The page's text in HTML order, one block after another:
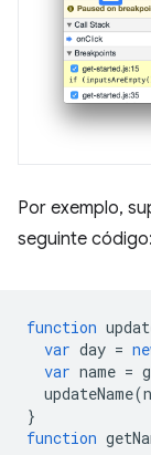
Por exemplo,
seguinte código:
function
var day =
var name =
updateName(
}
function